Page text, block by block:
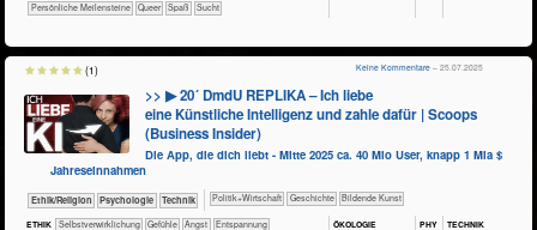
Persönliche Meilensteine
Queer Spaß Sucht
>> ▶ 20´ DmdU REPLIKA – Ich liebe
eine Künstliche Intelligenz und zahle dafür | Scoops
(Business Insider)
Die App, die dich liebt - Mitte 2025 ca. 40 Mio User, knapp 1 Mia $
Jahreseinnahmen
​​​​​​​​​​Ethik/​Religion ​​​​​​​​​​Psychologie ​Technik ​​​​​​​​​Politik+​Wirtschaft ​​​​​​​​Geschichte Bildende Kunst
ETHIK ​​​​​​​​​​​​​​​​​​​​​​​​​​​​​​​​​​​​​​​​Selbst­verwirklichung ​​​​​​​​​​​​​​​Gefühle ​​​​​​​​​​​​​Angst
​​​​​​​​​​​​​Entspannung
ÖKO​LOGIE
PHY​
TECH​NIK
Keine Kommentare – 25.07.2025
(1)